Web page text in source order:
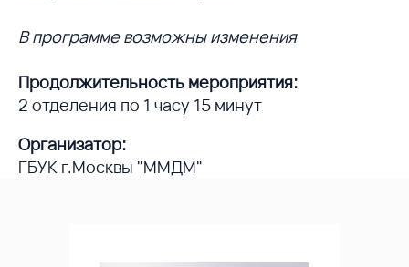
В программе возможны изменения
Продолжительность мероприятия:
2 отделения по 1 часу 15 минут
Организатор:
ГБУК г.Москвы "ММДМ"